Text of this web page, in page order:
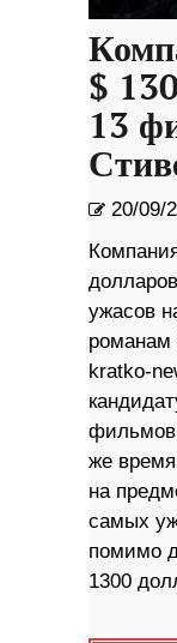
$
13
20/09/
ужасов
романам
kratko-
же время
на
самых
помимо
1300